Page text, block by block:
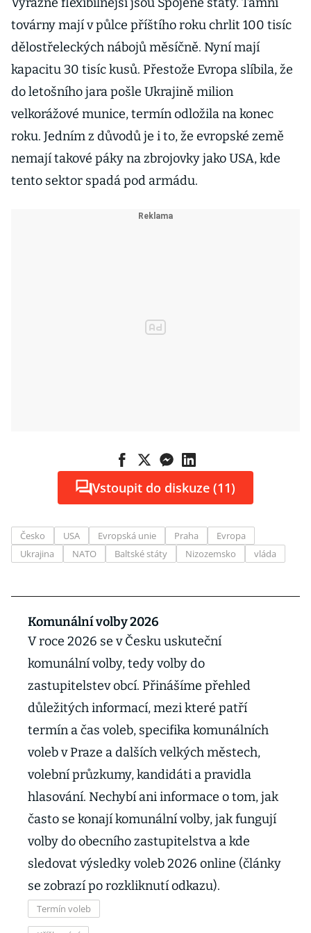
továrny mají v půlce příštího roku chrlit 100 tisíc
dělostřeleckých nábojů měsíčně. Nyní mají
kapacitu 30 tisíc kusů. Přestože Evropa slíbila, že
do letošního jara pošle Ukrajině milion
velkorážové munice, termín odložila na konec
roku. Jedním z důvodů je i to, že evropské země
nemají takové páky na zbrojovky jako USA, kde
tento sektor spadá pod armádu.
Vstoupit do diskuze (11)
Česko USA Evropská unie Praha
Evropa
Ukrajina
NATO Baltské státy Nizozemsko vláda
Komunální volby 2026
V roce 2026 se v Česku uskuteční
komunální volby, tedy volby do
zastupitelstev obcí. Přinášíme přehled
důležitých informací, mezi které patří
termín a čas voleb, specifika komunálních
voleb v Praze a dalších velkých městech,
volební průzkumy, kandidáti a pravidla
hlasování. Nechybí ani informace o tom, jak
často se konají komunální volby, jak fungují
volby do obecního zastupitelstva a kde
sledovat výsledky voleb 2026 online (články
se zobrazí po rozkliknutí odkazu).
Termín voleb